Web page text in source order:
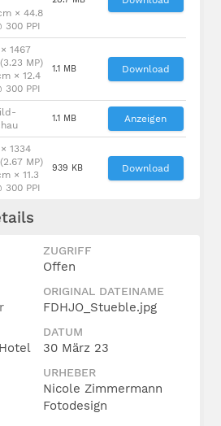
× 44.8
300 PPI
1467
MP)
× 12.4
300 PPI
1.1 MB Download
1.1 MB Anzeigen
1334
MP)
× 11.3
300 PPI
939 KB Download
ZUGRIFF
Offen
ORIGINAL DATEINAME
FDHJO_Stueble.jpg
DATUM
30 März 23
URHEBER
Nicole Zimmermann
Fotodesign